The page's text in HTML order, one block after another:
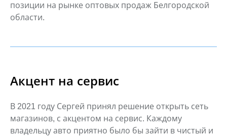
позиции на рынке оптовых продаж Белгородской
области.
Акцент на сервис
В 2021 году Сергей принял решение открыть сеть
магазинов, с акцентом на сервис. Каждому
владельцу авто приятно было бы зайти в чистый и